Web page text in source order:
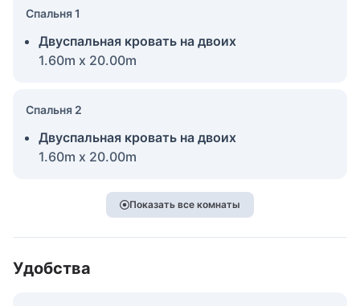
Спальня 1
Двуспальная кровать на двоих
1.60m x 20.00m
Спальня 2
Двуспальная кровать на двоих
1.60m x 20.00m
Показать все комнаты
Удобства